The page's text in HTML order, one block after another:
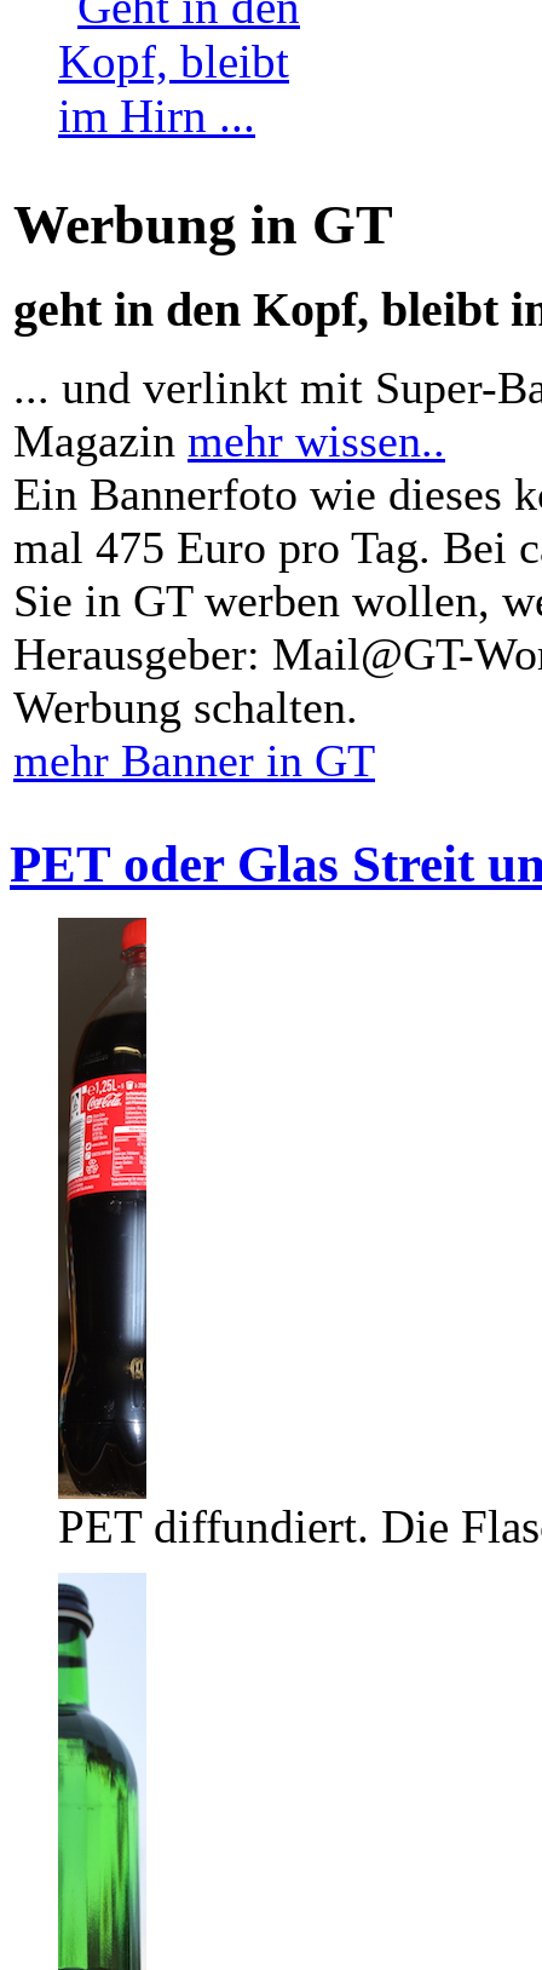
Werbung in GT
geht in den Kopf, bleibt
... und verlinkt mit Super-
Magazin mehr wissen..
Ein Bannerfoto wie dieses
mal 475 Euro pro Tag. Bei
Sie in GT werben wollen,
Herausgeber: Mail@GT-
Werbung schalten.
mehr Banner in GT
PET oder Glas Streit
PET diffundiert. Die